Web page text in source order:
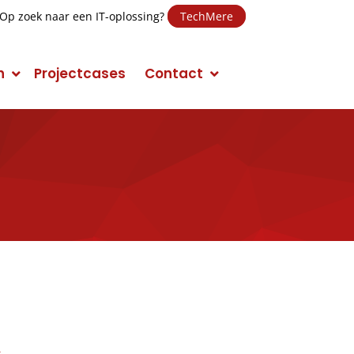
Op zoek naar een IT-oplossing? TechMere
Projectcases Contact